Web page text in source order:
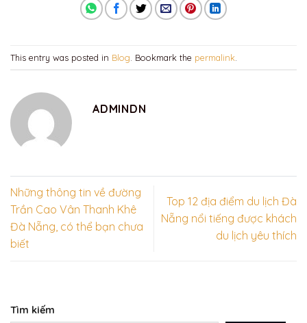
This entry was posted in Blog . Bookmark the permalink
ADMINDN
Những thông tin về đường
Trần Cao Vân Thanh Khê
Đà Nẵng, có thể bạn chưa
biết
Top 12 địa điểm du lịch Đà
Nẵng nổi tiếng được khách
du lịch yêu thích
Tìm kiếm